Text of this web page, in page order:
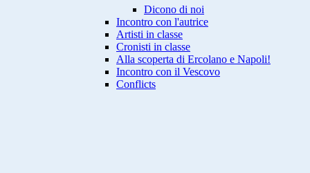
Dicono di noi
Incontro con l'autrice
Artisti in classe
Cronisti in classe
Alla scoperta di Ercolano e Napoli!
Incontro con il Vescovo
Conflicts